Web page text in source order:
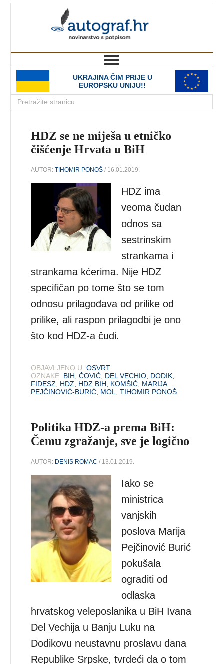
UKRAJINA ČIM PRIJE U
EUROPSKU UNIJU!!
HDZ se ne miješa u etničko
čišćenje Hrvata u BiH
AUTOR:TIHOMIR PONOŠ / 16.01.2019.
HDZ ima
veoma čudan
odnos sa
sestrinskim
strankama i
strankama kćerima. Nije HDZ
specifičan po tome što se tom
odnosu prilagođava od prilike od
prilike, ali raspon prilagodbi je ono
što kod HDZ-a čudi.
OBJAVLJENO U: OSVRT
OZNAKE: BIH ,ČOVIĆ DEL VECHIO DODIK
FIDESZ
HDZ HDZ BIH KOMŠIĆ MARIJA
PEJČINOVIĆ-BURIĆ MOL ,TIHOMIR PONOŠ
Politika HDZ-a prema BiH:
Čemu zgražanje, sve je logično
AUTOR: DENIS ROMAC / 13.01.2019.
Iako se
ministrica
vanjskih
poslova Marija
Pejčinović Burić
pokušala
ograditi od
odlaska
hrvatskog veleposlanika u BiH Ivana
Del Vechija u Banju Luku na
Dodikovu neustavnu proslavu dana
Republike Srpske, tvrdeći da o tom